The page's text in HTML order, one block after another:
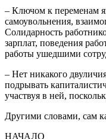
– Ключом к переменам
самоувольнения,
Солидарность
зарплат, поведения
работы ушедшими
– Нет никакого
подрывать
участвуя в ней,
Другими словами, сам
НАЧАЛО